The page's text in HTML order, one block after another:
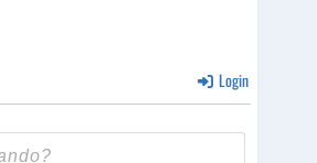
Login